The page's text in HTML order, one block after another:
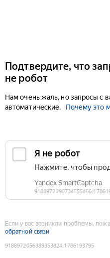
Подтвердите, что
не робот
Нам очень жаль, но запросы с
автоматические.
Почему это
Если у вас возникли проблемы,
обратной связи
9188972056389353824:1786193795